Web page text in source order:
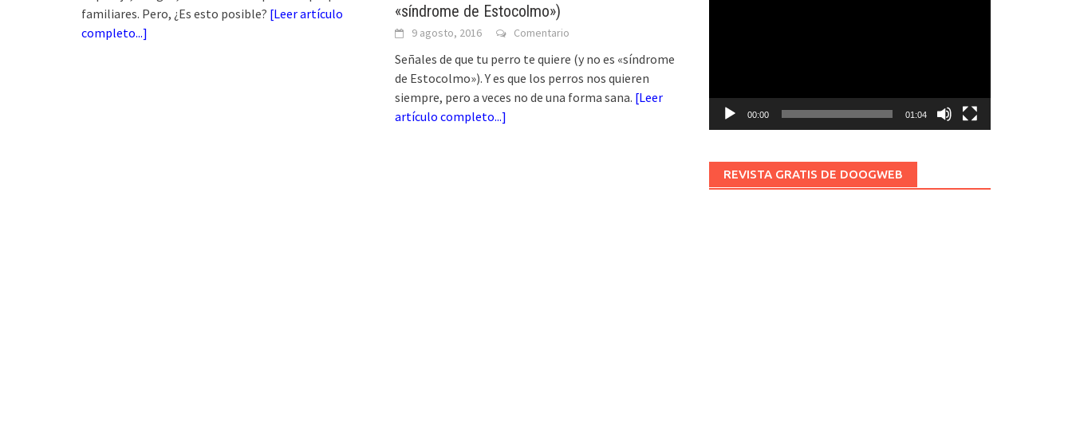
familiares. Pero, ¿Es esto posible? [Leer artículo
completo...]
«síndrome de Estocolmo»)
9 agosto, 2016 Comentario
Señales de que tu perro te quiere (y no es «síndrome
de Estocolmo»). Y es que los perros nos quieren
siempre, pero a veces no de una forma sana. [Leer
artículo completo...] 00:00 01:04
REVISTA GRATIS DE DOOGWEB